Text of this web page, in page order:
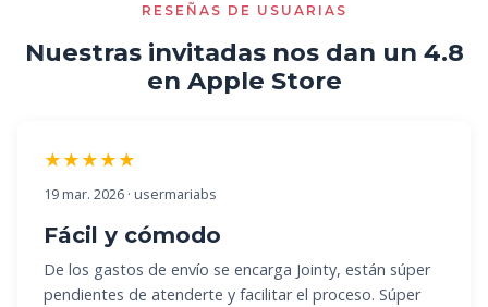
RESEÑAS DE USUARIAS
Nuestras invitadas nos dan un 4.8
en Apple Store
★★★★★
19 mar. 2026 · usermariabs
Fácil y cómodo
De los gastos de envío se encarga Jointy, están súper
pendientes de atenderte y facilitar el proceso. Súper